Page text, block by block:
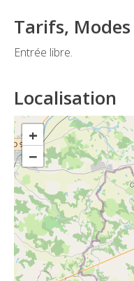
Tarifs,
Entrée libre.
Localisation
+
−